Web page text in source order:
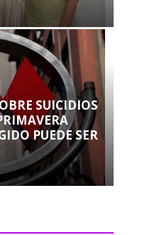
SUICIDIOS
PUEDE SER